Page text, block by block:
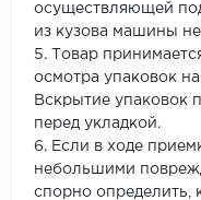
осуществляющей
из кузова машины
5. Товар
осмотра упаковок
Вскрытие упаковок
перед укладкой.
6. Если в ходе
небольшими
спорно определить,